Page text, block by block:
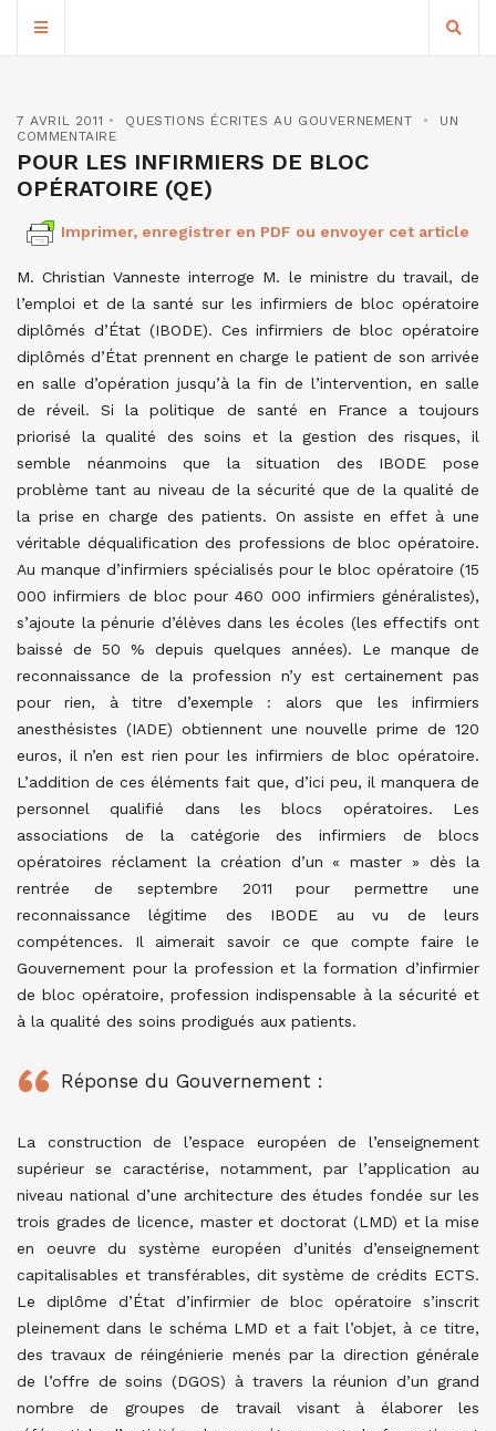
7 AVRIL 2011 QUESTIONS ÉCRITES AU GOUVERNEMENT
UN
COMMENTAIRE
POUR LES INFIRMIERS DE BLOC
OPÉRATOIRE (QE)
Imprimer, enregistrer en PDF ou envoyer cet article
M. Christian Vanneste interroge M. le ministre du travail, de
l’emploi et de la santé sur les infirmiers de bloc opératoire
diplômés d’État (IBODE). Ces infirmiers de bloc opératoire
diplômés d’État prennent en charge le patient de son arrivée
en salle d’opération jusqu’à la fin de l’intervention, en salle
de réveil. Si la politique de santé en France a toujours
priorisé la qualité des soins et la gestion des risques, il
semble néanmoins que la situation des IBODE pose
problème tant au niveau de la sécurité que de la qualité de
la prise en charge des patients. On assiste en effet à une
véritable déqualification des professions de bloc opératoire.
Au manque d’infirmiers spécialisés pour le bloc opératoire (15
000 infirmiers de bloc pour 460 000 infirmiers généralistes),
s’ajoute la pénurie d’élèves dans les écoles (les effectifs ont
baissé de 50 % depuis quelques années). Le manque de
reconnaissance de la profession n’y est certainement pas
pour rien, à titre d’exemple : alors que les infirmiers
anesthésistes (IADE) obtiennent une nouvelle prime de 120
euros, il n’en est rien pour les infirmiers de bloc opératoire.
L’addition de ces éléments fait que, d’ici peu, il manquera de
personnel qualifié dans les blocs opératoires. Les
associations de la catégorie des infirmiers de blocs
opératoires réclament la création d’un « master » dès la
rentrée de septembre 2011 pour permettre une
reconnaissance légitime des IBODE au vu de leurs
compétences. Il aimerait savoir ce que compte faire le
Gouvernement pour la profession et la formation d’infirmier
de bloc opératoire, profession indispensable à la sécurité et
à la qualité des soins prodigués aux patients.
Réponse du Gouvernement :
La construction de l’espace européen de l’enseignement
supérieur se caractérise, notamment, par l’application au
niveau national d’une architecture des études fondée sur les
trois grades de licence, master et doctorat (LMD) et la mise
en oeuvre du système européen d’unités d’enseignement
capitalisables et transférables, dit système de crédits ECTS.
Le diplôme d’État d’infirmier de bloc opératoire s’inscrit
pleinement dans le schéma LMD et a fait l’objet, à ce titre,
des travaux de réingénierie menés par la direction générale
de l’offre de soins (DGOS) à travers la réunion d’un grand
nombre de groupes de travail visant à élaborer les